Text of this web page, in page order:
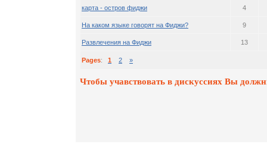
карта - остров фиджи 4
На каком языке говорят на Фиджи? 9
Развлечения на Фиджи 13
Pages: 1 2 »
Чтобы учавствовать в дискуссиях Вы